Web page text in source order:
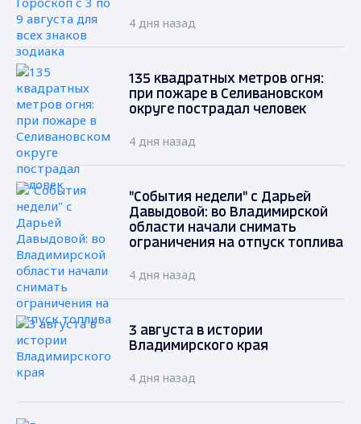
4 дня назад
135 квадратных метров огня:
при пожаре в Селивановском
округе пострадал человек
4 дня назад
"События недели" с Дарьей
Давыдовой: во Владимирской
области начали снимать
ограничения на отпуск топлива
4 дня назад
3 августа в истории
Владимирского края
4 дня назад